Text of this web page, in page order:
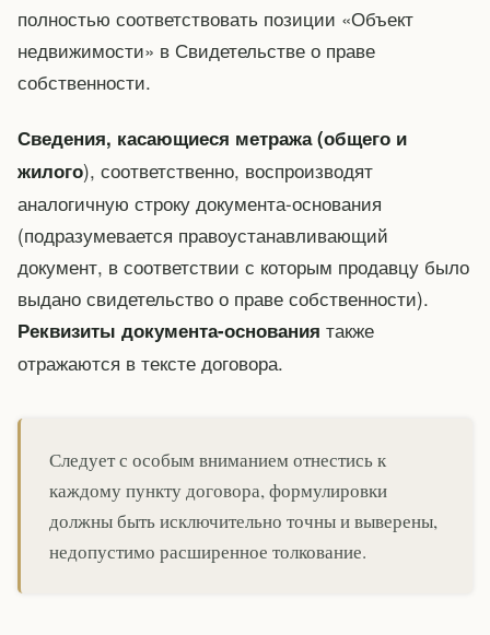
полностью соответствовать позиции «Объект
недвижимости» в Свидетельстве о праве
собственности.
Сведения, касающиеся метража (общего и
жилого), соответственно, воспроизводят
аналогичную строку документа-основания
(подразумевается правоустанавливающий
документ, в соответствии с которым продавцу было
выдано свидетельство о праве собственности).
Реквизиты документа-основания также
отражаются в тексте договора.
Следует с особым вниманием отнестись к
каждому пункту договора, формулировки
должны быть исключительно точны и выверены,
недопустимо расширенное толкование.